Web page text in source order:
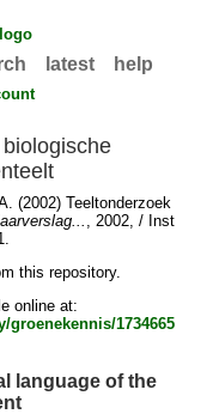
latest help
(2002) Teeltonderzoek
, 2002, / Inst
this repository.
online at:
groenekennis/1734665
language of the